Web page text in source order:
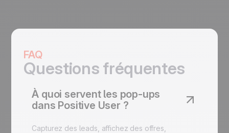
FAQ
Questions fréquentes
À quoi servent les pop-ups
dans Positive User ?
Capturez des leads, affichez des offres,